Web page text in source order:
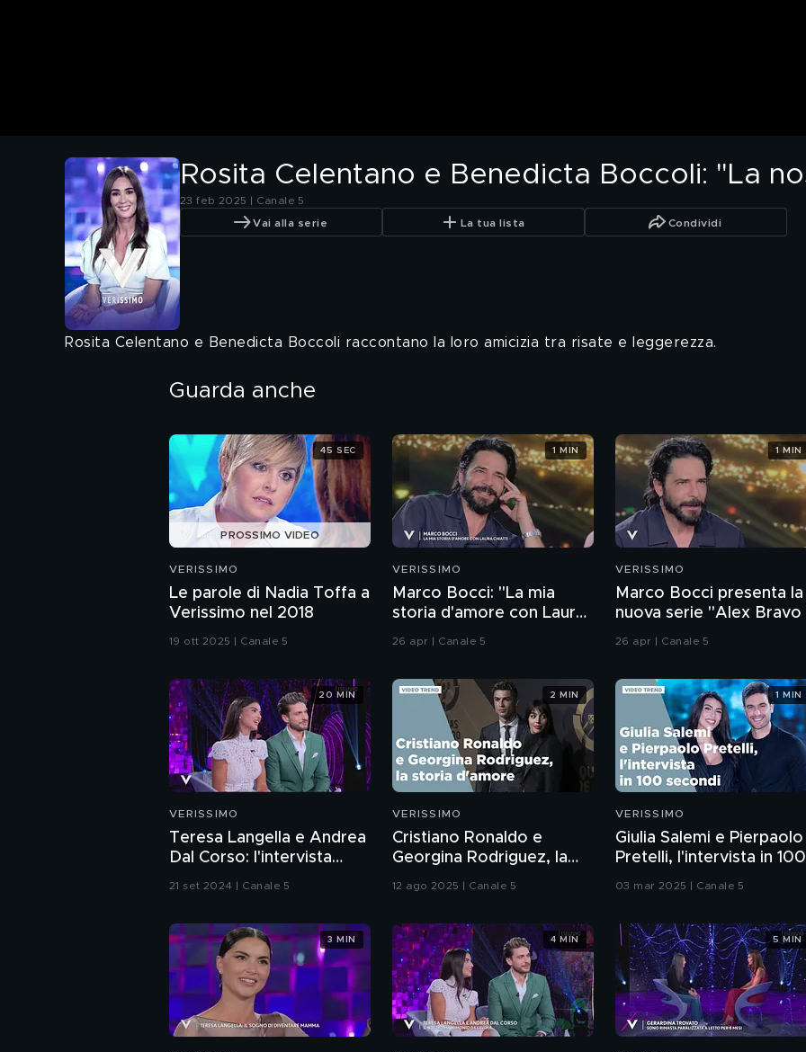
Rosita Celentano e Benedicta Boccoli: "La
23 feb 2025 | Canale 5
Vai alla serie La tua lista Condividi
Rosita Celentano e Benedicta Boccoli raccontano la loro amicizia tra risate e leggerezza.
Guarda anche
PROSSIMO VIDEO
VERISSIMO
Le parole di Nadia Toffa a
Verissimo nel 2018
19 ott 2025 | Canale 5
45 SEC
VERISSIMO
Marco Bocci: "La mia
storia d'amore con Laura
Chiatti"
26 apr | Canale 5
1 MIN
VERISSIMO
Marco Bocci presenta la
nuova serie "Alex Bravo
Poliziotto a modo suo"
26 apr | Canale 5
1 MIN
VERISSIMO
Teresa Langella e Andrea
Dal Corso: l'intervista
21 set 2024 | Canale 5
20 MIN
VERISSIMO
Cristiano Ronaldo e
Georgina Rodriguez, la
storia d'amore
12 ago 2025 | Canale 5
2 MIN
VERISSIMO
Giulia Salemi e Pierpaolo
Pretelli, l'intervista in 100
03 mar 2025 | Canale 5
1 MIN
3 MIN 4 MIN 5 MIN